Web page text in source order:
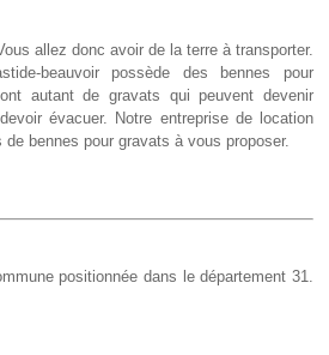
allez donc avoir de la terre à transporter.
beauvoir possède des bennes pour
autant de gravats qui peuvent devenir
évacuer. Notre entreprise de location
bennes pour gravats à vous proposer.
positionnée dans le département 31.